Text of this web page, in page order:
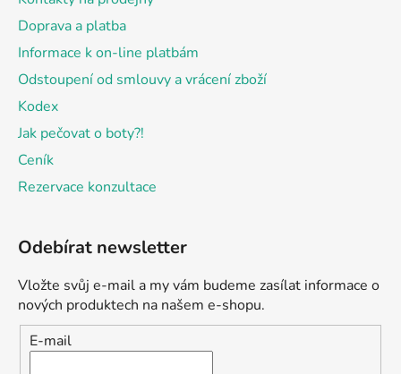
Doprava a platba
Informace k on-line platbám
Odstoupení od smlouvy a vrácení zboží
Kodex
Jak pečovat o boty?!
Ceník
Rezervace konzultace
Odebírat newsletter
Vložte svůj e-mail a my vám budeme zasílat informace o
nových produktech na našem e-shopu.
E-mail